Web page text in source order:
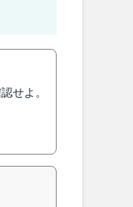
せよ。